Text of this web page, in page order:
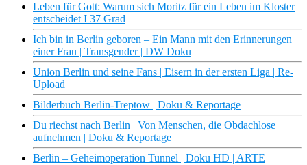
Leben für Gott: Warum sich Moritz für ein Leben im Kloster
entscheidet I 37 Grad
Ich bin in Berlin geboren – Ein Mann mit den Erinnerungen
einer Frau | Transgender | DW Doku
Union Berlin und seine Fans | Eisern in der ersten Liga | Re-
Upload
Bilderbuch Berlin-Treptow | Doku & Reportage
Du riechst nach Berlin | Von Menschen, die Obdachlose
aufnehmen | Doku & Reportage
Berlin – Geheimoperation Tunnel | Doku HD | ARTE